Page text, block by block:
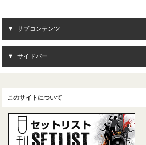
サブコンテンツ
サイドバー
このサイトについて